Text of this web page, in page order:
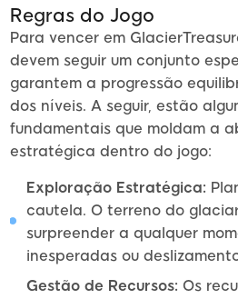
Regras do Jogo
Para vencer em
devem seguir um conjunto
garantem a progressão
dos níveis. A seguir, estão
fundamentais que moldam a
estratégica dentro do jogo:
Exploração Estratégica:
cautela. O terreno do
surpreender a qualquer
inesperadas ou
Gestão de Recursos: Os